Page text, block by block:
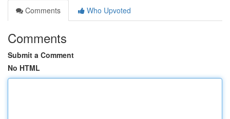
Comments
Who Upvoted
Comments
Submit a Comment
No HTML